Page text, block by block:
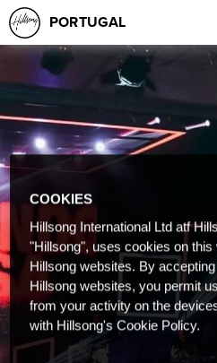
PORTUGAL
COOKIES
Hillsong International Ltd atf
"Hillsong", uses cookies on
Hillsong websites. By
Hillsong websites, you permit
from your activity on the
with Hillsong's Cookie Policy.